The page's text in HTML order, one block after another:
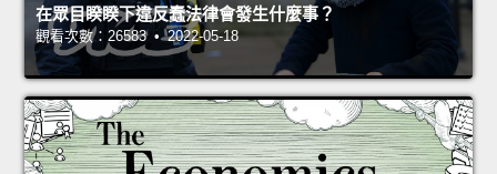
在眾目睽睽下違反蠢法律會發生什麼事？
觀看次數：26583 • 2022-05-18